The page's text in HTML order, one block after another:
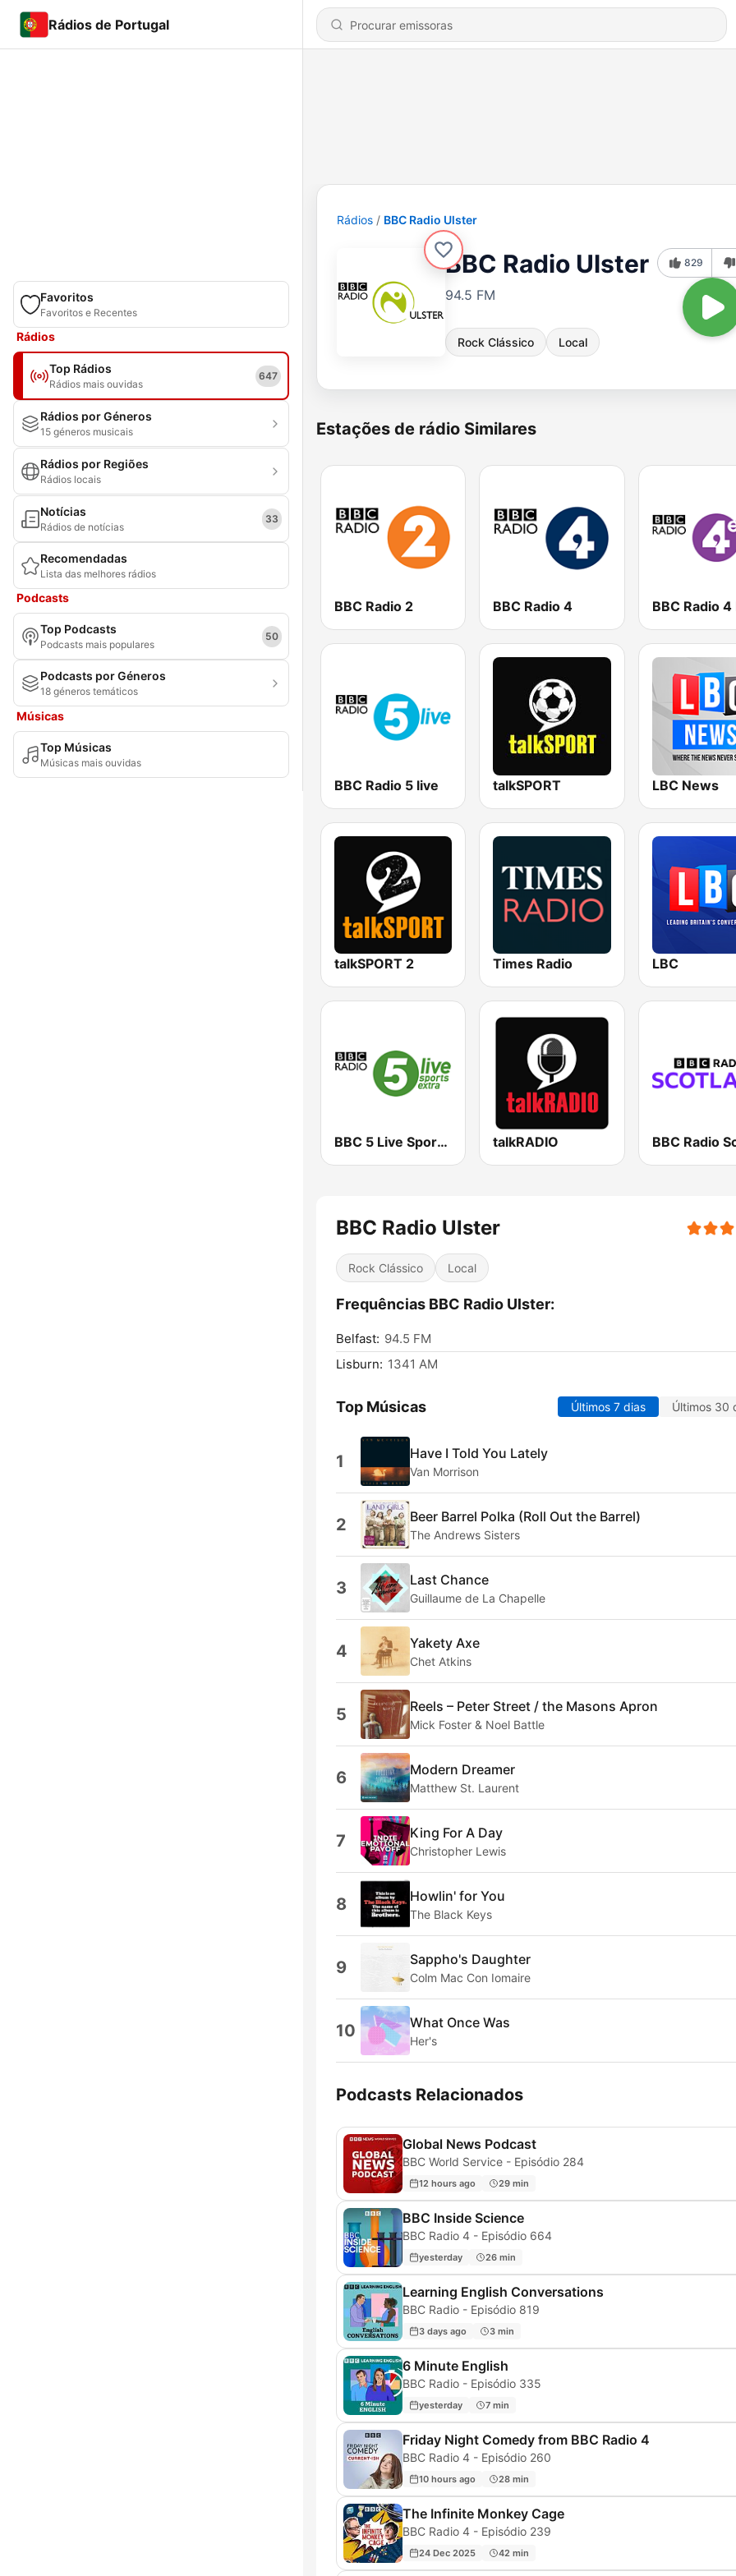
Rádios de Portugal
Favoritos
Favoritos e Recentes
Rádios
Top Rádios
Rádios mais ouvidas
647
Rádios por Géneros
15 géneros musicais
Rádios por Regiões
Rádios locais
Notícias
Rádios de notícias
33
Recomendadas
Lista das melhores rádios
Podcasts
Top Podcasts
Podcasts mais populares
50
Podcasts por Géneros
18 géneros temáticos
Músicas
Top Músicas
Músicas mais ouvidas
Rádios BBC Radio Ulster
BBC Radio Ulster
94.5 FM
Rock Clássico Local
829
Estações de rádio Similares
BBC Radio 2 BBC Radio 4 BBC Radio 4
BBC Radio 5 live talkSPORT LBC News
talkSPORT 2 Times Radio LBC
BBC 5 Live Sports Extra (UK Only) talkRADIO
BBC Radio Ulster
Rock Clássico Local
Frequências BBC Radio Ulster:
Belfast: 94.5 FM
Lisburn: 1341 AM
Top Músicas Últimos 7 dias Últimos 30
1 Have I Told You Lately
Van Morrison
2 Beer Barrel Polka (Roll Out the Barrel)
The Andrews Sisters
3 Last Chance
Guillaume de La Chapelle
4 Yakety Axe
Chet Atkins
5 Reels – Peter Street / the Masons Apron
Mick Foster & Noel Battle
6 Modern Dreamer
Matthew St. Laurent
7 King For A Day
Christopher Lewis
8 Howlin' for You
The Black Keys
9 Sappho's Daughter
Colm Mac Con Iomaire
10 What Once Was
Her's
Podcasts Relacionados
Global News Podcast
BBC World Service - Episódio 284
12 hours ago 29 min
BBC Inside Science
BBC Radio 4 - Episódio 664
yesterday 26 min
Learning English Conversations
BBC Radio - Episódio 819
3 days ago 3 min
6 Minute English
BBC Radio - Episódio 335
yesterday 7 min
Friday Night Comedy from BBC Radio 4
BBC Radio 4 - Episódio 260
10 hours ago 28 min
The Infinite Monkey Cage
BBC Radio 4 - Episódio 239
24 Dec 2025 42 min